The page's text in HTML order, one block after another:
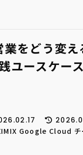
をどう変
ユースケー
Google Cloud チ